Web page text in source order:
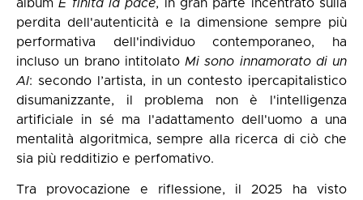
albumÈ finita la pace, in gran parte incentrato sulla
perdita dell'autenticità e la dimensione sempre più
performativa dell'individuo contemporaneo, ha
incluso un brano intitolato Mi sono innamorato di un
AI: secondo l’artista, in un contesto ipercapitalistico
disumanizzante, il problema non è l'intelligenza
artificiale in sé ma l'adattamento dell'uomo a una
mentalità algoritmica, sempre alla ricerca di ciò che
sia più redditizio e perfomativo.
Tra provocazione e riflessione, il 2025 ha visto